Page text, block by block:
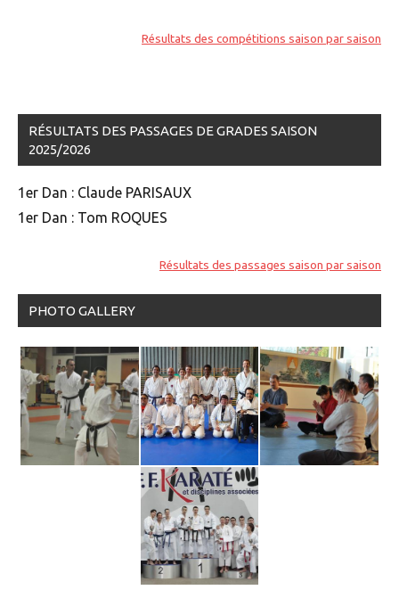
Résultats des compétitions saison par saison
RÉSULTATS DES PASSAGES DE GRADES SAISON
2025/2026
1er Dan : Claude PARISAUX
1er Dan : Tom ROQUES
Résultats des passages saison par saison
PHOTO GALLERY